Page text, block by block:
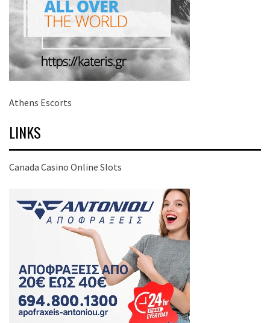
Athens Escorts
LINKS
Canada Casino Online Slots